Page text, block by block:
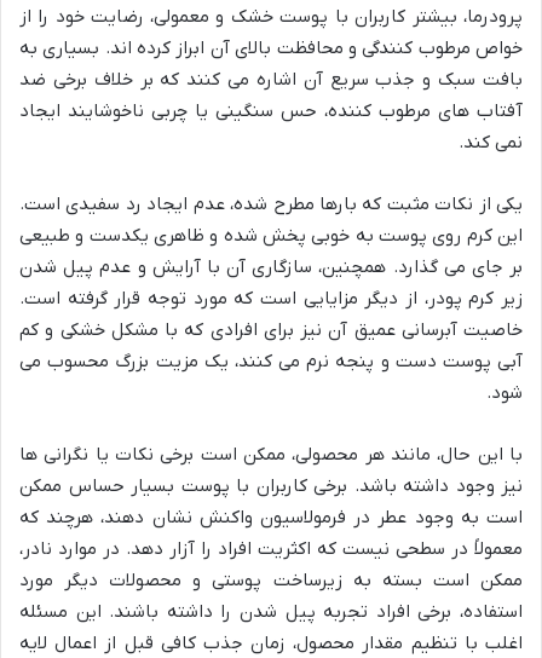
پرودرما، بیشتر کاربران با پوست خشک و معمولی، رضایت خود را از
خواص مرطوب کنندگی و محافظت بالای آن ابراز کرده اند. بسیاری به
بافت سبک و جذب سریع آن اشاره می کنند که بر خلاف برخی ضد
آفتاب های مرطوب کننده، حس سنگینی یا چربی ناخوشایند ایجاد
نمی کند.
یکی از نکات مثبت که بارها مطرح شده، عدم ایجاد رد سفیدی است.
این کرم روی پوست به خوبی پخش شده و ظاهری یکدست و طبیعی
بر جای می گذارد. همچنین، سازگاری آن با آرایش و عدم پیل شدن
زیر کرم پودر، از دیگر مزایایی است که مورد توجه قرار گرفته است.
خاصیت آبرسانی عمیق آن نیز برای افرادی که با مشکل خشکی و کم
آبی پوست دست و پنجه نرم می کنند، یک مزیت بزرگ محسوب می
شود.
با این حال، مانند هر محصولی، ممکن است برخی نکات یا نگرانی ها
نیز وجود داشته باشد. برخی کاربران با پوست بسیار حساس ممکن
است به وجود عطر در فرمولاسیون واکنش نشان دهند، هرچند که
معمولاً در سطحی نیست که اکثریت افراد را آزار دهد. در موارد نادر،
ممکن است بسته به زیرساخت پوستی و محصولات دیگر مورد
استفاده، برخی افراد تجربه پیل شدن را داشته باشند. این مسئله
اغلب با تنظیم مقدار محصول، زمان جذب کافی قبل از اعمال لایه